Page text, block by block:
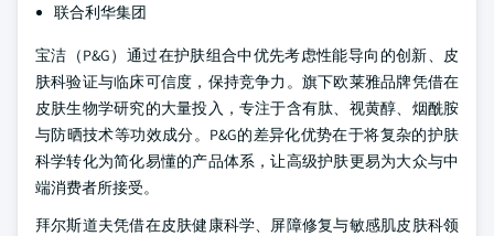
联合利华集团
宝洁（P&G）通过在护肤组合中优先考虑性能导向的创新、皮
肤科验证与临床可信度，保持竞争力。旗下欧莱雅品牌凭借在
皮肤生物学研究的大量投入，专注于含有肽、视黄醇、烟酰胺
与防晒技术等功效成分。P&G的差异化优势在于将复杂的护肤
科学转化为简化易懂的产品体系，让高级护肤更易为大众与中
端消费者所接受。
拜尔斯道夫凭借在皮肤健康科学、屏障修复与敏感肌皮肤科领